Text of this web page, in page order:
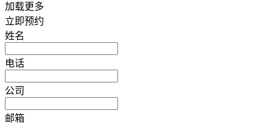
加载更多
立即预约
姓名
电话
公司
邮箱